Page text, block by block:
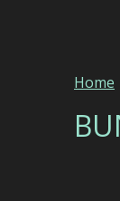
Home